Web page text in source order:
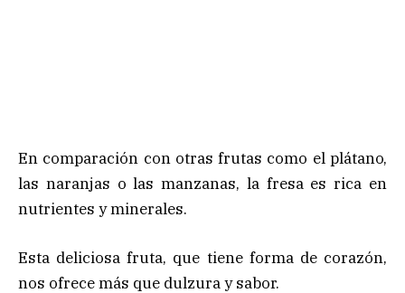
En comparación con otras frutas como el plátano,
las naranjas o las manzanas, la fresa es rica en
nutrientes y minerales.
Esta deliciosa fruta, que tiene forma de corazón,
nos ofrece más que dulzura y sabor.